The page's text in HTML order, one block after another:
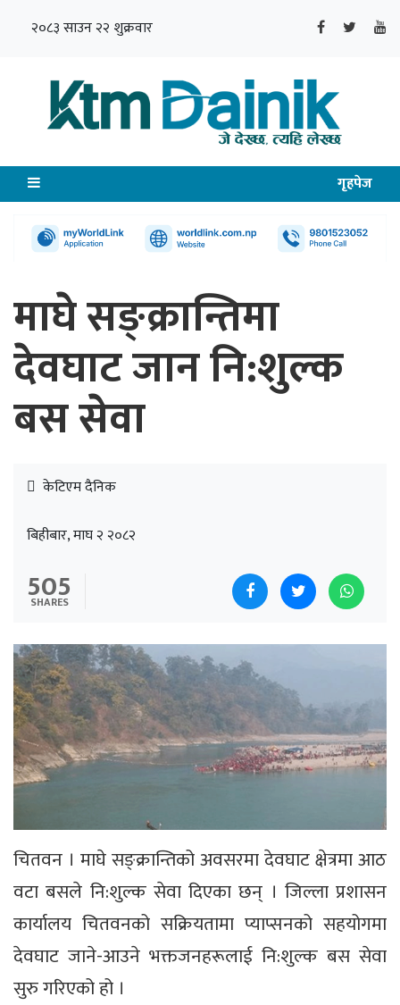
२०८३ साउन २२ शुक्रवार
गृहपेज
माघे सङ्क्रान्तिमा
देवघाट जान नि:शुल्क
बस सेवा
केटिएम दैनिक
बिहीबार, माघ २ २०८२
505
SHARES
चितवन । माघे सङ्क्रान्तिको अवसरमा देवघाट क्षेत्रमा आठ
वटा बसले नि:शुल्क सेवा दिएका छन् । जिल्ला प्रशासन
कार्यालय चितवनको सक्रियतामा प्याप्सनको सहयोगमा
देवघाट जाने-आउने भक्तजनहरूलाई नि:शुल्क बस सेवा
सुरु गरिएको हो ।